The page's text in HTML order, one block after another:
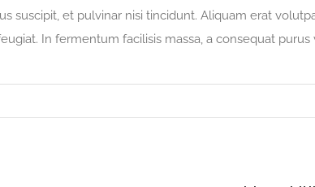
suscipit, et pulvinar nisi tincidunt. Aliquam erat
In fermentum facilisis massa, a consequat purus